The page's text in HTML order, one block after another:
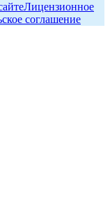
Лицензионное
соглашение